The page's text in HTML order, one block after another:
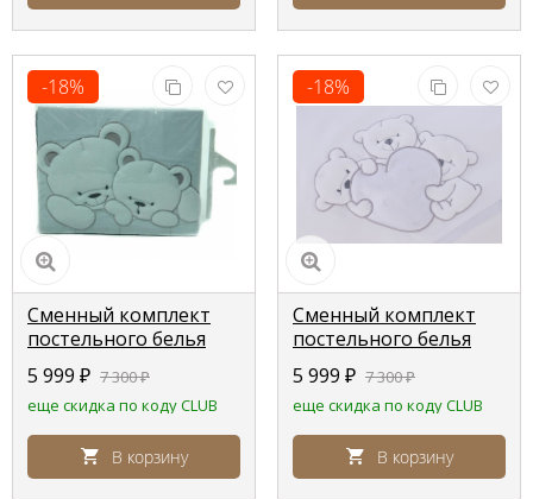
-18%
Сменный комплект
постельного белья
Lepre Sweet bears ,
голубой горох
5 999 ₽ 7 300₽
еще скидка по коду CLUB
В корзину
-18%
Сменный комплект
постельного белья
Lepre Charme, белый
5 999 ₽ 7 300₽
еще скидка по коду CLUB
В корзину